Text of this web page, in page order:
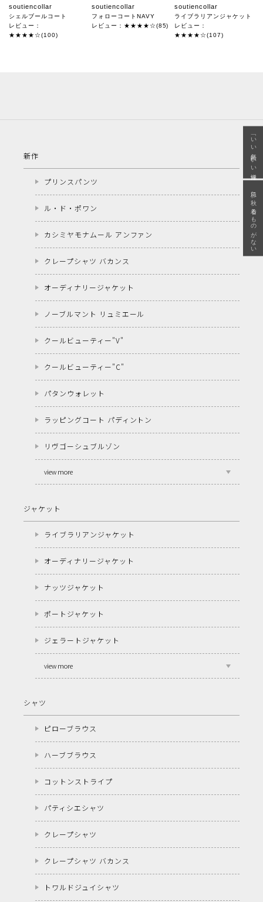
soutiencollar
シェルブールコート
レビュー：
★★★★☆(100)
soutiencollar
フォローコートNAVY
レビュー：★★★★☆(85)
soutiencollar
ライブラリアンジャケット
レビュー：
★★★★☆(107)
新作
プリンスパンツ
ル・ド・ポワン
カシミヤモナムール アンファン
クレープシャツ バカンス
オーディナリージャケット
ノーブルマント リュミエール
クールビューティー"V"
クールビューティー"C"
パタンウォレット
ラッピングコート パディントン
リヴゴーシュブルゾン
view more
ジャケット
ライブラリアンジャケット
オーディナリージャケット
ナッツジャケット
ポートジャケット
ジェラートジャケット
view more
シャツ
ピローブラウス
ハーブブラウス
コットンストライプ
パティシエシャツ
クレープシャツ
クレープシャツ バカンス
トワルドジュイシャツ
「いい年齢 いい洋服」
急に秋、着るものがない